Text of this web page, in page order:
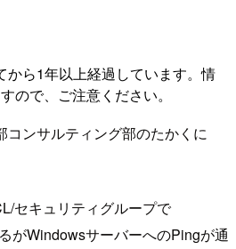
から1年以上経過しています。情
ので、ご注意ください。
コンサルティング部のたかくに
セキュリティグループで
がWindowsサーバーへのPingが通